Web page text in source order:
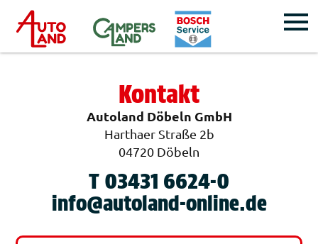
Kontakt
Autoland Döbeln GmbH
Harthaer Straße 2b
04720 Döbeln
T 03431 6624-0
info@autoland-online.de